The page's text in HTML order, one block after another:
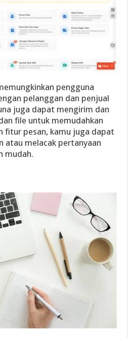
pengguna
pelanggan dan penjual
juga dapat mengirim dan
file untuk memudahkan
fitur pesan, kamu juga dapat
atau melacak pertanyaan
mudah.